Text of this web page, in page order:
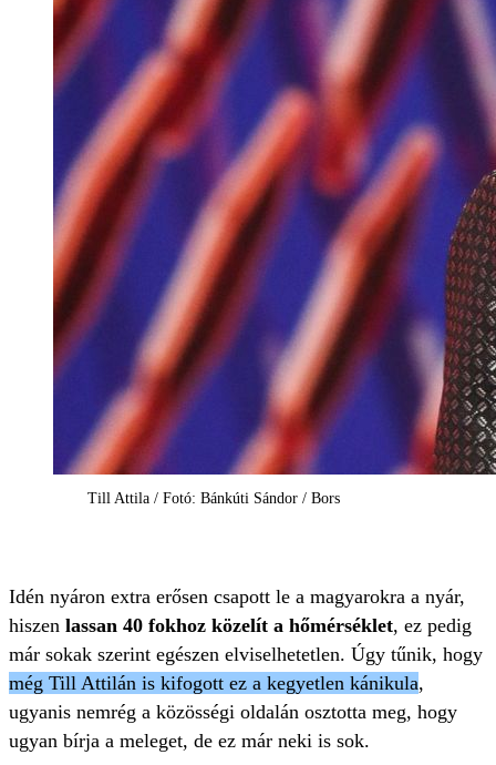
Till Attila / Fotó: Bánkúti Sándor / Bors
Idén nyáron extra erősen csapott le a magyarokra a nyár,
hiszen lassan 40 fokhoz közelít a hőmérséklet, ez pedig
már sokak szerint egészen elviselhetetlen. Úgy tűnik, hogy
még Till Attilán is kifogott ez a kegyetlen kánikula,
ugyanis nemrég a közösségi oldalán osztotta meg, hogy
ugyan bírja a meleget, de ez már neki is sok.